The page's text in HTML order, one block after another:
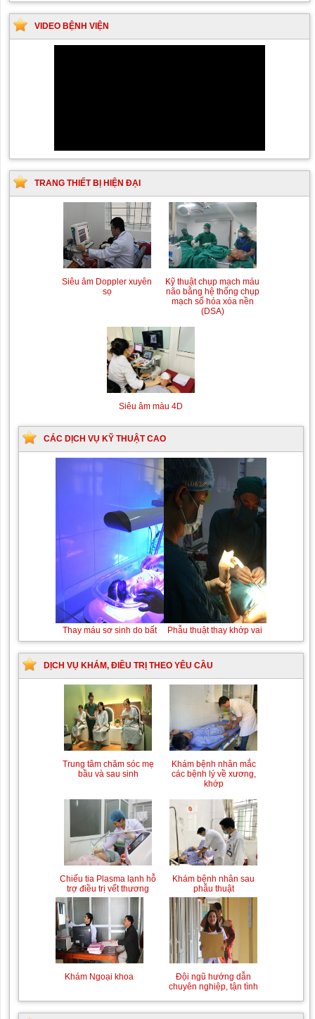
VIDEO BỆNH VIỆN
TRANG THIẾT BỊ HIỆN ĐẠI
Siêu âm Doppler xuyên
sọ
Kỹ thuật chụp mạch máu
não bằng hệ thống chụp
mạch số hóa xóa nền
(DSA)
Siêu âm màu 4D
CÁC DỊCH VỤ KỸ THUẬT CAO
Thay máu sơ sinh do bất đồng nhóm máu
DỊCH VỤ KHÁM, ĐIỀU TRỊ THEO YÊU CẦU
Trung tâm chăm sóc mẹ
bầu và sau sinh
Khám bệnh nhân mắc
các bệnh lý về xương,
khớp
Chiếu tia Plasma lạnh hỗ
trợ điều trị vết thương
Khám bệnh nhân sau
phẫu thuật
Khám Ngoại khoa
Đội ngũ hướng dẫn
chuyên nghiệp, tận tình